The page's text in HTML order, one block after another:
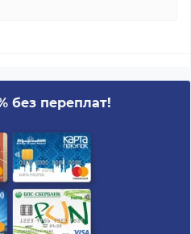
без переплат!